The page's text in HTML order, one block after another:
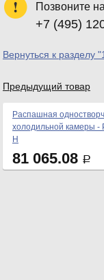
Позвоните
+7 (495)
Вернуться к разделу
Предыдущий товар
Распашная
холодильной камеры
Н
81 065.08 Р